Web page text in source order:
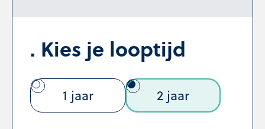
Kies je looptijd
1 jaar 2 jaar